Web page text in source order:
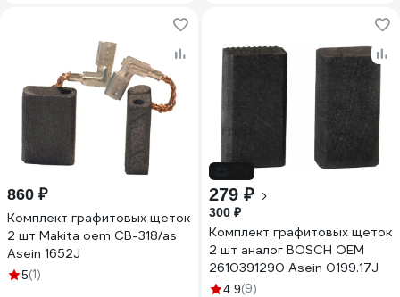
860 ₽
Комплект графитовых щеток
2 шт Makita oem CB-318/as
Asein 1652J
5(1)
279 ₽
300 ₽
Комплект графитовых щеток
2 шт аналог BOSCH OEM
2610391290 Asein 0199.17J
4.9(9)